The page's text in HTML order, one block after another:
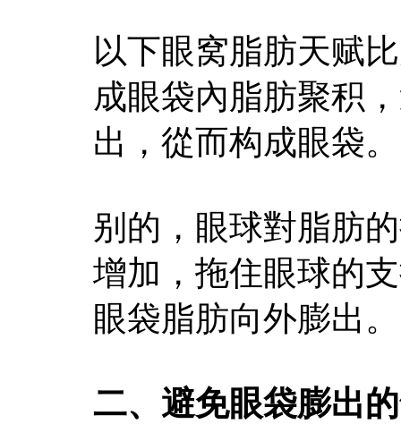
以下眼窝脂肪天赋
成眼袋內脂肪聚积
出，從而构成眼袋。
别的，眼球對脂肪
增加，拖住眼球的
眼袋脂肪向外膨出。
二、避免眼袋膨出